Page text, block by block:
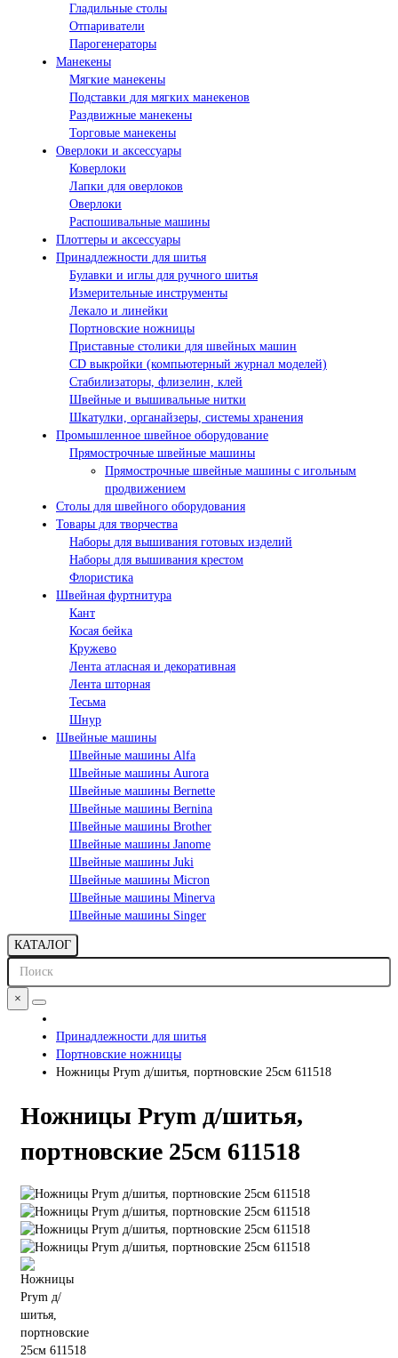
Гладильные столы
Отпариватели
Парогенераторы
Манекены
Мягкие манекены
Подставки для мягких манекенов
Раздвижные манекены
Торговые манекены
Оверлоки и аксессуары
Коверлоки
Лапки для оверлоков
Оверлоки
Распошивальные машины
Плоттеры и аксессуары
Принадлежности для шитья
Булавки и иглы для ручного шитья
Измерительные инструменты
Лекало и линейки
Портновские ножницы
Приставные столики для швейных машин
СD выкройки (компьютерный журнал моделей)
Стабилизаторы, флизелин, клей
Швейные и вышивальные нитки
Шкатулки, органайзеры, системы хранения
Промышленное швейное оборудование
Прямострочные швейные машины
Прямострочные швейные машины с игольным
продвижением
Столы для швейного оборудования
Товары для творчества
Наборы для вышивания готовых изделий
Наборы для вышивания крестом
Флористика
Швейная фуртнитура
Кант
Косая бейка
Кружево
Лента aтласная и декоративная
Лента шторная
Тесьма
Шнур
Швейные машины
Швейные машины Alfa
Швейные машины Aurora
Швейные машины Bernette
Швейные машины Bernina
Швейные машины Brother
Швейные машины Janome
Швейные машины Juki
Швейные машины Micron
Швейные машины Minerva
Швейные машины Singer
КАТАЛОГ
×
Принадлежности для шитья
Портновские ножницы
Ножницы Prym д/шитья, портновские 25см 611518
Ножницы Prym д/шитья,
портновские 25см 611518